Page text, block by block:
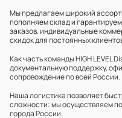
Мы предлагаем широкий
пополняем склад и
заказов, индивидуальные
скидок для постоянных
Как часть команды HIGH
документальную поддержку,
сопровождение по всей России.
Наша логистика позволяет
сложности: мы осуществляем
города России.